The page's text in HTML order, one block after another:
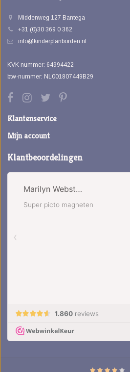
Middenweg 127 Bantega
+31 (0)30 369 0 362
info@kinderplanborden.nl
KVK nummer: 64994422
btw-nummer: NL001807449B29
Klantenservice
Mijn account
Klantbeoordelingen